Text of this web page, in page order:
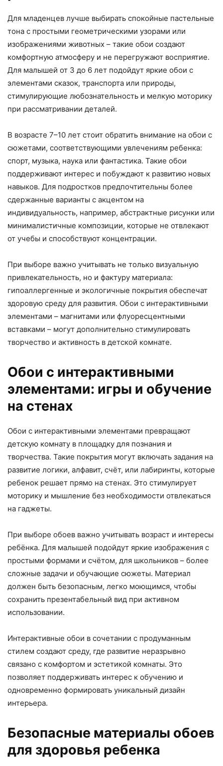
Для младенцев лучше выбирать спокойные пастельные
тона с простыми геометрическими узорами или
изображениями животных – такие обои создают
комфортную атмосферу и не перегружают восприятие.
Для малышей от 3 до 6 лет подойдут яркие обои с
элементами сказок, транспорта или природы,
стимулирующие любознательность и мелкую моторику
при рассматривании деталей.
В возрасте 7–10 лет стоит обратить внимание на обои с
сюжетами, соответствующими увлечениям ребенка:
спорт, музыка, наука или фантастика. Такие обои
поддерживают интерес и побуждают к развитию новых
навыков. Для подростков предпочтительны более
сдержанные варианты с акцентом на
индивидуальность, например, абстрактные рисунки или
минималистичные композиции, которые не отвлекают
от учебы и способствуют концентрации.
При выборе важно учитывать не только визуальную
привлекательность, но и фактуру материала:
гипоаллергенные и экологичные покрытия обеспечат
здоровую среду для развития. Обои с интерактивными
элементами – магнитами или флуоресцентными
вставками – могут дополнительно стимулировать
творчество и активность в детской комнате.
Обои с интерактивными
элементами: игры и обучение
на стенах
Обои с интерактивными элементами превращают
детскую комнату в площадку для познания и
творчества. Такие покрытия могут включать задания на
развитие логики, алфавит, счёт, или лабиринты, которые
ребенок решает прямо на стенах. Это стимулирует
моторику и мышление без необходимости отвлекаться
на гаджеты.
При выборе обоев важно учитывать возраст и интересы
ребёнка. Для малышей подойдут яркие изображения с
простыми формами и счётом, для школьников – более
сложные задачи и обучающие сюжеты. Материал
должен быть безопасным, легко моющимся, чтобы
сохранить презентабельный вид при активном
использовании.
Интерактивные обои в сочетании с продуманным
стилем создают среду, где развитие неразрывно
связано с комфортом и эстетикой комнаты. Это
позволяет поддерживать интерес к обучению и
одновременно формировать уникальный дизайн
интерьера.
Безопасные материалы обоев
для здоровья ребенка